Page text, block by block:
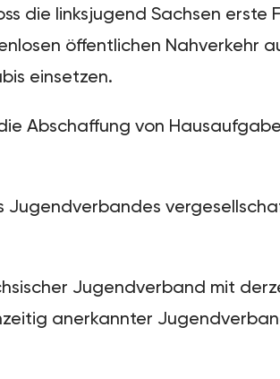
die linksjugend Sachsen
öffentlichen Nahverkehr
einsetzen.
Abschaffung von
Jugendverbandes
Jugendverband mit
anerkannter